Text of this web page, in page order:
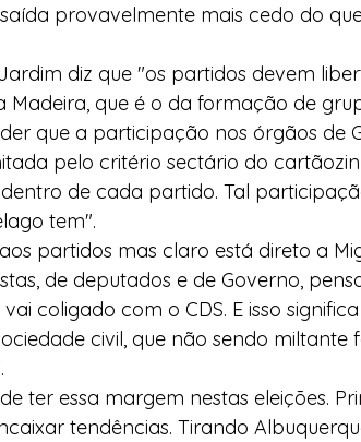
provavelmente mais cedo do
diz que "os partidos devem
que é o da formação de
que a participação nos órgãos de
pelo critério sectário do
de cada partido. Tal
tem".
partidos mas claro está direto a
de deputados e de Governo,
coligado com o CDS. E isso
civil, que não sendo miltante
ter essa margem nestas eleições.
tendências. Tirando